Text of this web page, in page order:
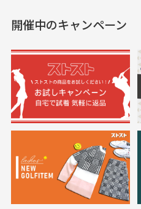
満足です。
30代女性
高価なブルゾンがお
送料はいくらかかりま
何点ご購入頂いた場合
いております。(1配送先
また5,000円(税込)以上お
※必ず１つのショッピン
ご注文下さいませ。
定休日はありますか？
実寸サイズについて
一点一点手作業で計測し
差が生じる場合がござい
においについて
ユーズド商品の特性故、
すが、におい（煙草、香
り、柔軟剤等)が付着し
開催中のキャンペーン